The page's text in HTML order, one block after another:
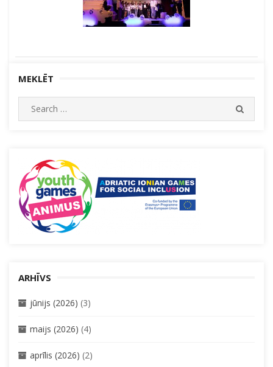
MEKLĒT
Search
for:
ARHĪVS
jūnijs (2026) (3)
maijs (2026) (4)
aprīlis (2026) (2)